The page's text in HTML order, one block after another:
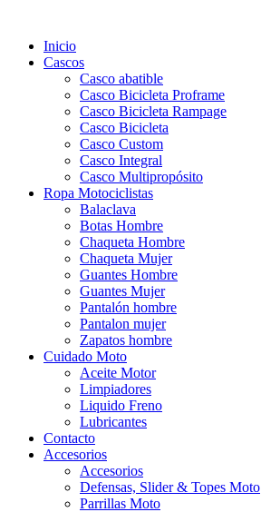
Inicio
Cascos
Casco abatible
Casco Bicicleta Proframe
Casco Bicicleta Rampage
Casco Bicicleta
Casco Custom
Casco Integral
Casco Multipropósito
Ropa Motociclistas
Balaclava
Botas Hombre
Chaqueta Hombre
Chaqueta Mujer
Guantes Hombre
Guantes Mujer
Pantalón hombre
Pantalon mujer
Zapatos hombre
Cuidado Moto
Aceite Motor
Limpiadores
Liquido Freno
Lubricantes
Contacto
Accesorios
Accesorios
Defensas, Slider & Topes Moto
Parrillas Moto